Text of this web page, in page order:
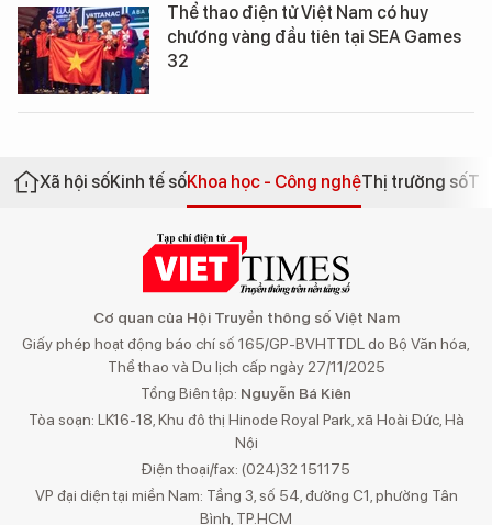
Thể thao điện tử Việt Nam có huy
chương vàng đầu tiên tại SEA Games
32
Xã hội sốKinh tế sốKhoa học - Công nghệThị trường số
Cơ quan của Hội Truyền thông số Việt Nam
Giấy phép hoạt động báo chí số 165/GP-BVHTTDL do Bộ Văn hóa,
Thể thao và Du lịch cấp ngày 27/11/2025
Tổng Biên tập: Nguyễn Bá Kiên
Tòa soạn: LK16-18, Khu đô thị Hinode Royal Park, xã Hoài Đức, Hà
Nội
Điện thoại/fax: (024)32 151175
VP đại diện tại miền Nam: Tầng 3, số 54, đường C1, phường Tân
Bình, TP.HCM